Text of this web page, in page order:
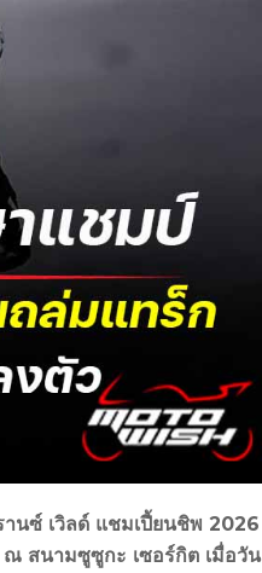
นซ์ เวิลด์ แชมเปี้ยนชิพ 2026
สนามซูซูกะ เซอร์กิต เมื่อวัน